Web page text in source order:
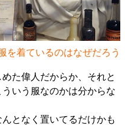
を着ているのはなぜだろう
た偉人だからか、それと
いう服なのかは分からな
となく置いてるだけかも